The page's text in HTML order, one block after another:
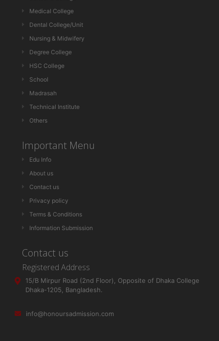
Medical College
Dental College/Unit
Nursing & Midwifery
Degree College
HSC College
School
Madrasah
Technical Institute
Others
Important Menu
Edu Info
About us
Contact us
Privacy policy
Terms & Conditions
Information Submission
Contact us
Registered Address
15/B Mirpur Road (2nd Floor), Opposite of Dhaka College
Dhaka-1205, Bangladesh.
info@honoursadmission.com